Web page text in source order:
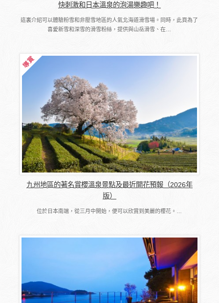
快刺激和日本溫泉的泡湯樂趣吧！
這裏介紹可以體驗粉雪和非壓雪地區的人氣北海道滑雪場。同時，此頁為了
喜愛新雪和深雪的滑雪粉絲，提供與山岳滑雪、在…
九州地區的著名賞櫻溫泉景點及最近開花預報（2026年
版）
位於日本南端，從三月中開始，便可以欣賞到美麗的櫻花。…